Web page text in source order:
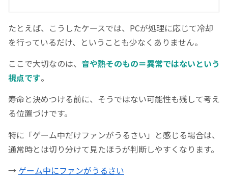
たとえば、こうしたケースでは、PCが処理に応じて冷却
を行っているだけ、ということも少なくありません。
ここで大切なのは、 音や熱そのもの＝異常ではないという
視点です。
寿命と決めつける前に、そうではない可能性も残して考え
る位置づけです。
特に「ゲーム中だけファンがうるさい」と感じる場合は、
通常時とは切り分けて見たほうが判断しやすくなります。
→ ゲーム中にファンがうるさい